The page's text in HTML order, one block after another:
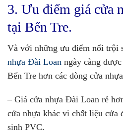
3. Ưu điểm giá cửa
tại Bến Tre.
Và với những ưu điểm nổi trội
nhựa Đài Loan ngày càng
Bến Tre hơn các dòng cửa
– Giá cửa nhựa Đài Loan rẻ
cửa nhựa khác vì chất liệu cửa
sinh PVC.